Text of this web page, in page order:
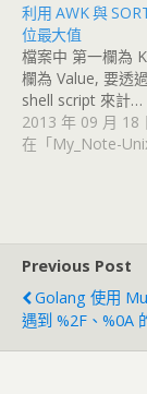
利用 AWK 與
位最大值
檔案中 第一欄為
欄為 Value, 要透
shell script 來計…
2013 年 09 月 18
在「My_Note-
Previous Post
Golang 使用
遇到 %2F、%0A